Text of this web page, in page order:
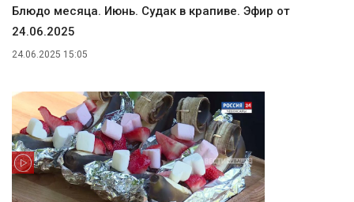
Блюдо месяца. Июнь. Судак в крапиве. Эфир от
24.06.2025
24.06.2025 15:05